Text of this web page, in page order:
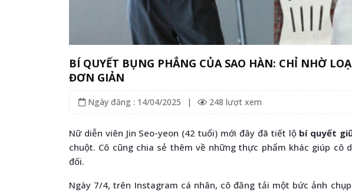
BÍ QUYẾT BỤNG PHẲNG CỦA SAO HÀN: CHỈ NHỜ
ĐƠN GIẢN
Ngày đăng : 14/04/2025 | 248 lượt xem
Nữ diễn viên Jin Seo-yeon (42 tuổi) mới đây đã tiết lộ bí quyết
chuột. Cô cũng chia sẻ thêm về những thực phẩm khác giúp cô
đối.
Ngày 7/4, trên Instagram cá nhân, cô đăng tải một bức ảnh